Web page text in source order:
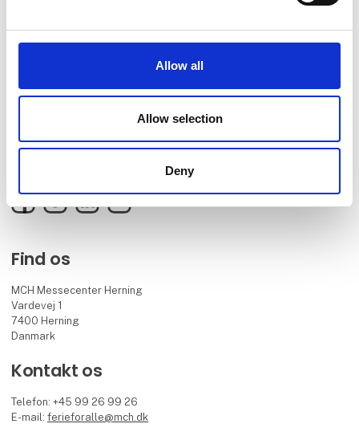
Allow all
Allow selection
Deny
Ferie for Alle er Skandinaviens største inspirationskilde for nye og
3500+ rejseeksperter og mere end 250 rejseforedrag, når du skal
Danmark,
under sydens sol eller på eksotiske destinationer.
FacebookInstagramLinkedInYouTube
Find os
MCH Messecenter Herning
Vardevej 1
7400 Herning
Danmark
Kontakt os
Telefon: +45 99 26 99 26
E-mail:ferieforalle@mch.dk